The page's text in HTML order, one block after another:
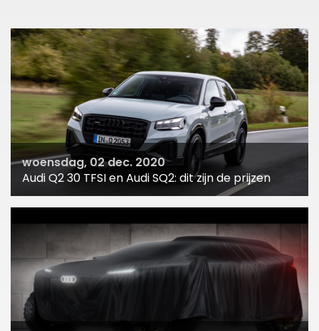
woensdag, 02 dec. 2020
Audi Q2 30 TFSI en Audi SQ2: dit zijn de prijzen